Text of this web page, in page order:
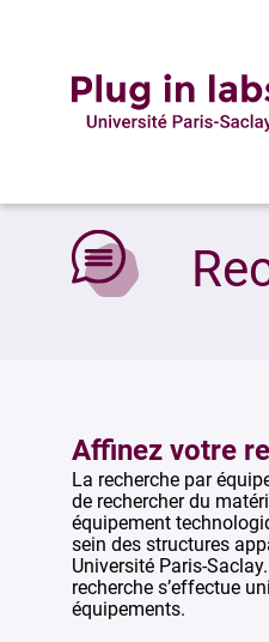
Affinez votre
La recherche par
de rechercher du
équipement
sein des structures
Université Paris-
recherche s’effectue
équipements.